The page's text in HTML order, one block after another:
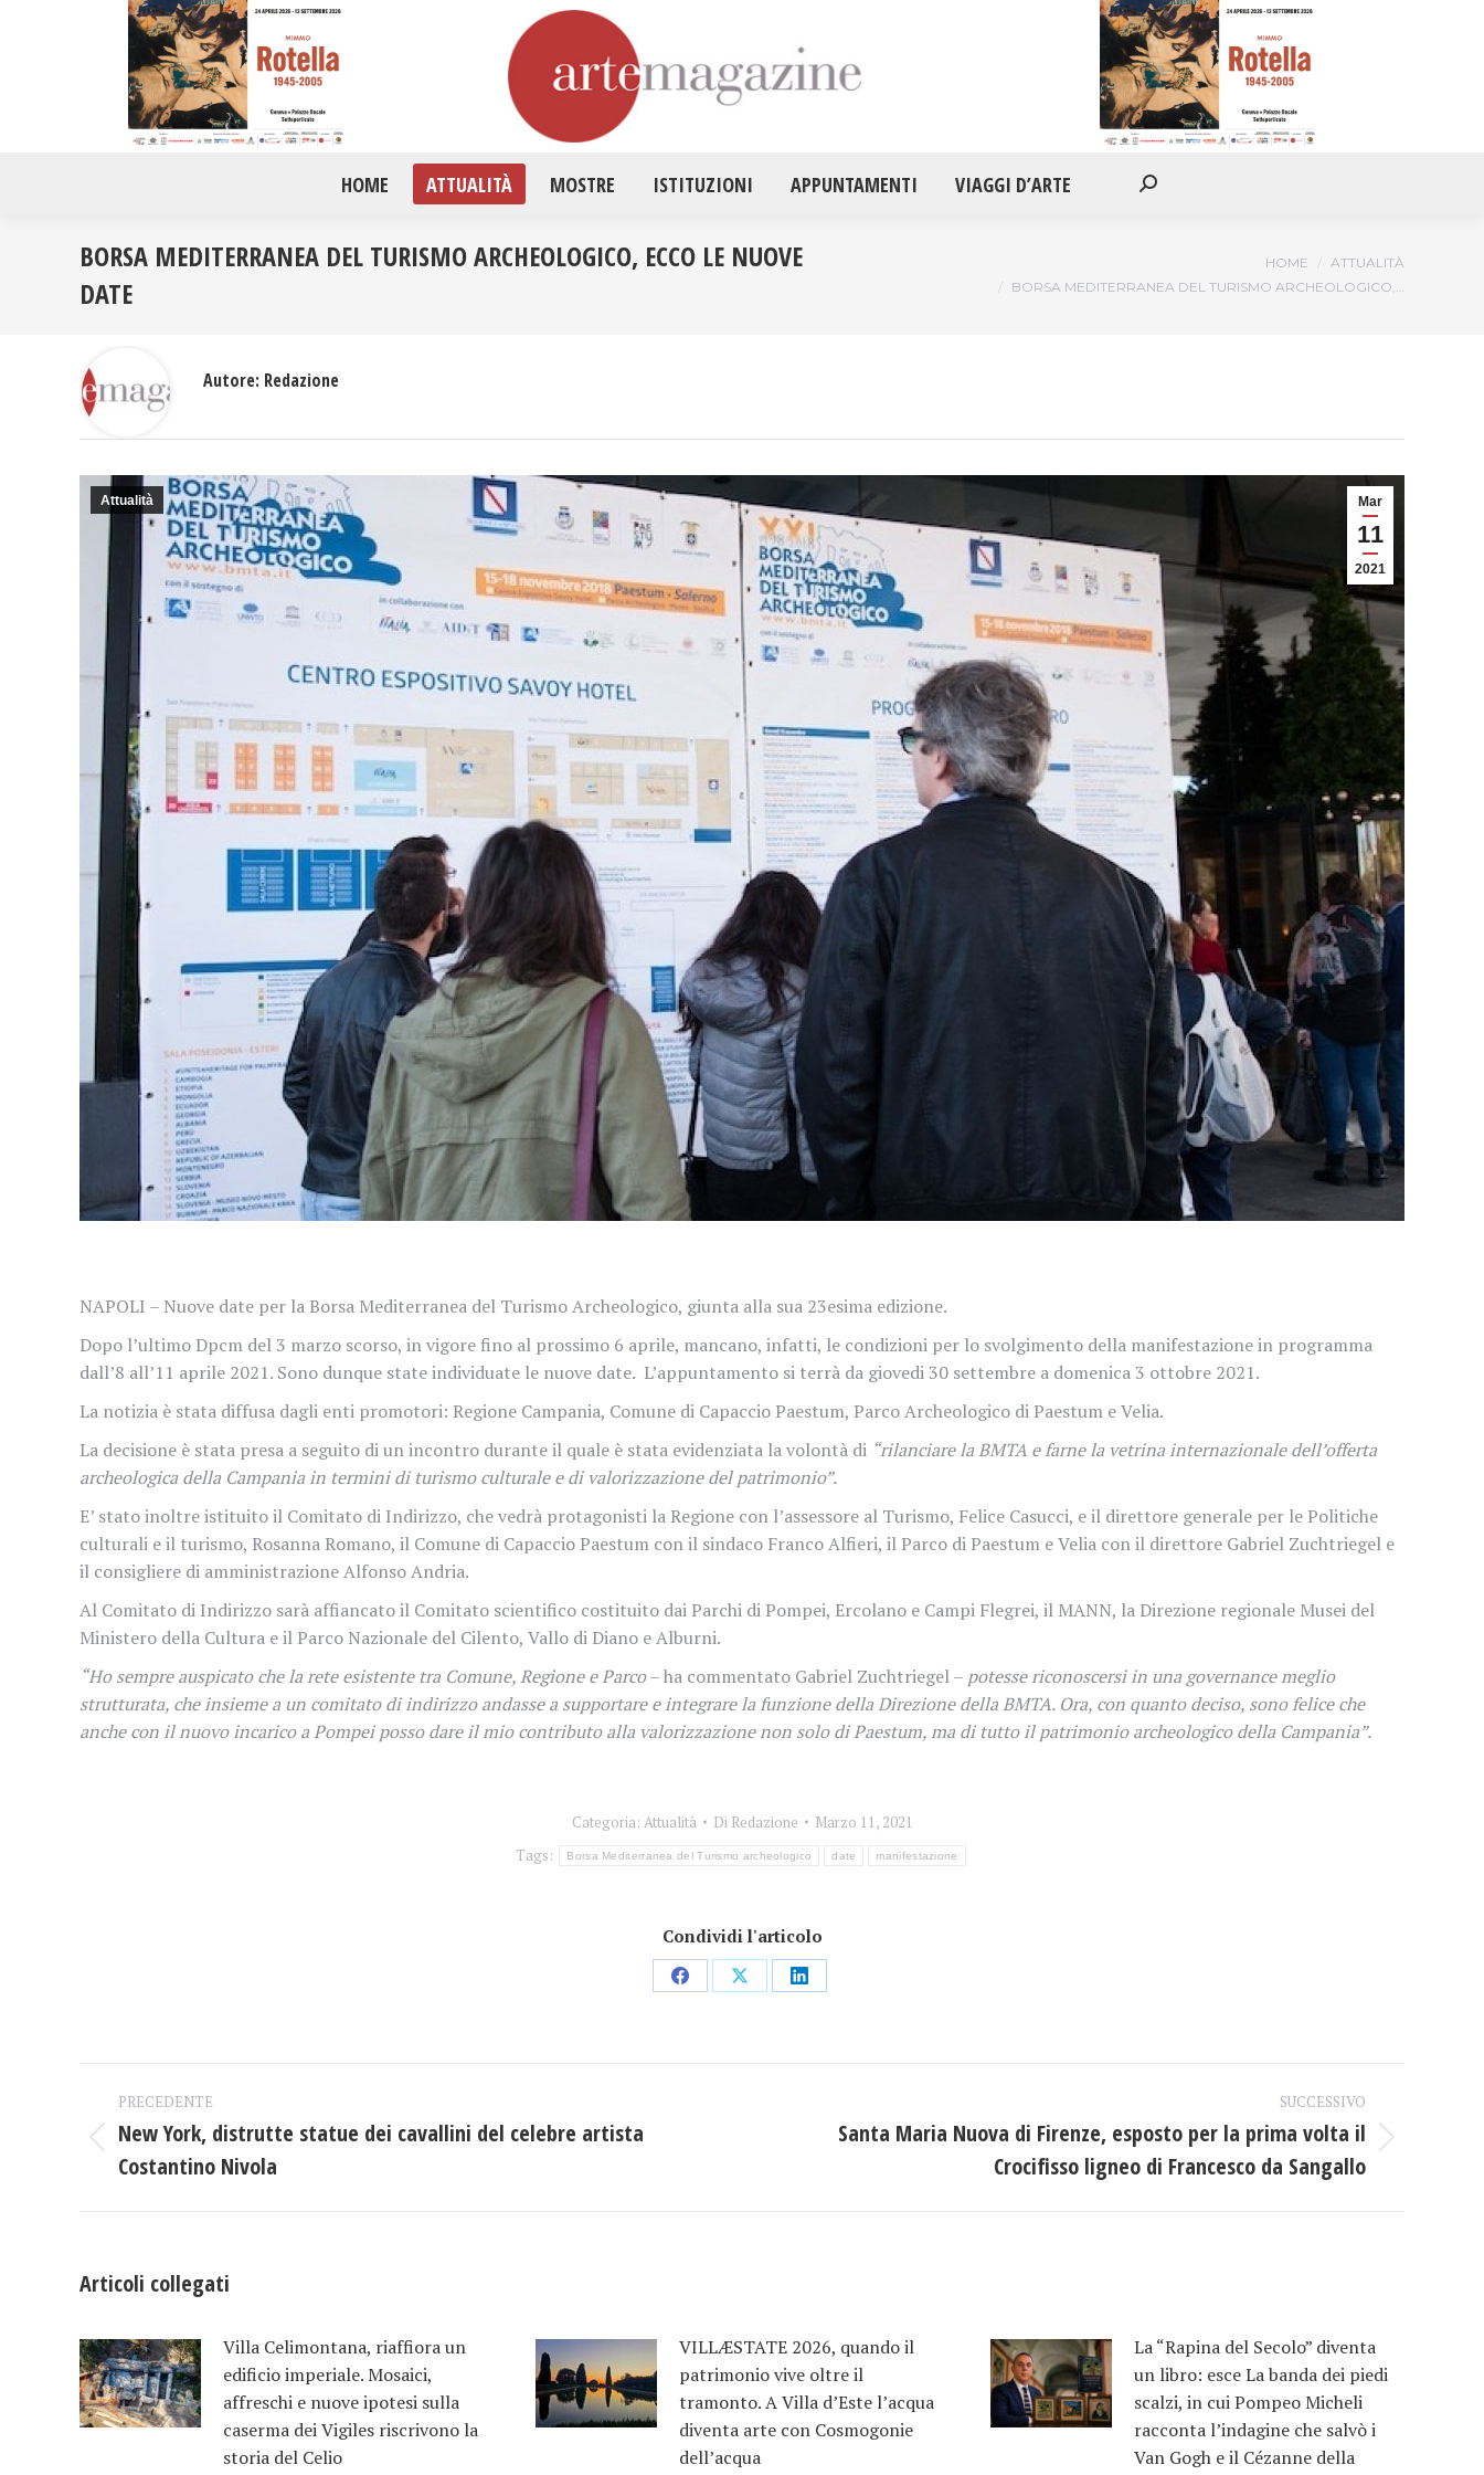
HOME ATTUALITÀ MOSTRE ISTITUZIONI APPUNTAMENTI VIAGGI D’ARTE Cerca:
BORSA MEDITERRANEA DEL TURISMO ARCHEOLOGICO, ECCO LE NUOVE
DATE
HOME
ATTUALITÀ
BORSA MEDITERRANEA DEL TURISMO ARCHEOLOGICO,…
Mar
11
2021
Attualità
NAPOLI – Nuove date per la Borsa Mediterranea del Turismo Archeologico, giunta alla sua 23esima edizione.
Dopo l’ultimo Dpcm del 3 marzo scorso, in vigore fino al prossimo 6 aprile, mancano, infatti, le condizioni per lo svolgimento della manifestazione in programma
dall’8 all’11 aprile 2021. Sono dunque state individuate le nuove date. L’appuntamento si terrà da giovedi 30 settembre a domenica 3 ottobre 2021.
La notizia è stata diffusa dagli enti promotori: Regione Campania, Comune di Capaccio Paestum, Parco Archeologico di Paestum e Velia.
La decisione è stata presa a seguito di un incontro durante il quale è stata evidenziata la volontà di “rilanciare la BMTA e farne la vetrina internazionale dell’offerta
archeologica della Campania in termini di turismo culturale e di valorizzazione del patrimonio”.
E’ stato inoltre istituito il Comitato di Indirizzo, che vedrà protagonisti la Regione con l’assessore al Turismo, Felice Casucci, e il direttore generale per le Politiche
culturali e il turismo, Rosanna Romano, il Comune di Capaccio Paestum con il sindaco Franco Alfieri, il Parco di Paestum e Velia con il direttore Gabriel Zuchtriegel e
il consigliere di amministrazione Alfonso Andria.
Al Comitato di Indirizzo sarà affiancato il Comitato scientifico costituito dai Parchi di Pompei, Ercolano e Campi Flegrei, il MANN, la Direzione regionale Musei del
Ministero della Cultura e il Parco Nazionale del Cilento, Vallo di Diano e Alburni.
“Ho sempre auspicato che la rete esistente tra Comune, Regione e Parco– ha commentato Gabriel Zuchtriegel – potesse riconoscersi in una governance meglio
strutturata, che insieme a un comitato di indirizzo andasse a supportare e integrare la funzione della Direzione della BMTA. Ora, con quanto deciso, sono felice che
anche con il nuovo incarico a Pompei posso dare il mio contributo alla valorizzazione non solo di Paestum, ma di tutto il patrimonio archeologico della Campania”.
Categoria: Attualità Di Redazione
Marzo 11, 2021
Tags:
Borsa Mediterranea del Turismo archeologico date manifestazione
Condividi l'articolo
CondividiCondividiCondividi
Autore: Redazione
Naviga
tra
PRECEDENTE
Post
precedente:
New York, distrutte statue dei cavallini del celebre artista
Costantino Nivola
SUCCESSIVO
Prossimo
Santa Maria Nuova di Firenze, esposto per la prima volta il
Crocifisso ligneo di Francesco da Sangallo
Articoli collegati
Villa Celimontana, riaffiora un
edificio imperiale. Mosaici,
affreschi e nuove ipotesi sulla
caserma dei Vigiles riscrivono la
storia del Celio
VILLÆSTATE 2026, quando il
patrimonio vive oltre il
tramonto. A Villa d’Este l’acqua
diventa arte con Cosmogonie
dell’acqua
La “Rapina del Secolo” diventa
un libro: esce La banda dei piedi
scalzi, in cui Pompeo Micheli
racconta l’indagine che salvò i
Van Gogh e il Cézanne della
HOME APPUNTAMENTI VIAGGI D’ARTE